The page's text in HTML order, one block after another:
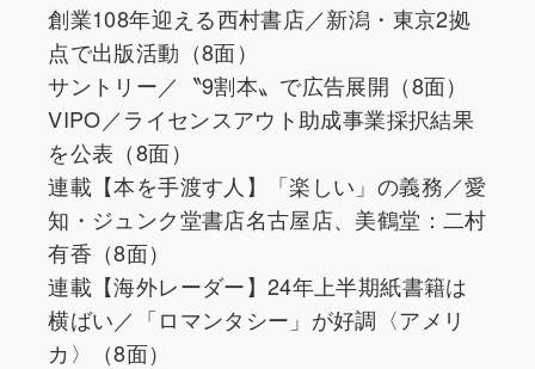
創業108年迎える西村書店／新潟・東京2拠
点で出版活動（8面）
サントリー／〝9割本〟で広告展開（8面）
VIPO／ライセンスアウト助成事業採択結果
を公表（8面）
連載【本を手渡す人】「楽しい」の義務／愛
知・ジュンク堂書店名古屋店、美鶴堂：二村
有香（8面）
連載【海外レーダー】24年上半期紙書籍は
横ばい／「ロマンタシー」が好調〈アメリ
カ〉（8面）